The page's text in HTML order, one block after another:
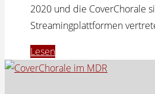
2020 und die CoverChorale
Streamingplattformen
Lesen"ConTakt
auf